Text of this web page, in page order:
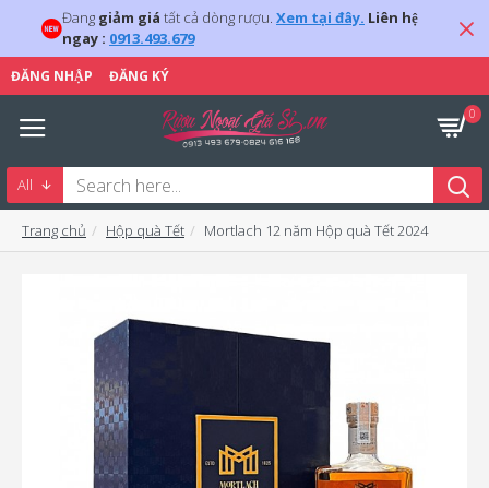
Đang giảm giá tất cả dòng rượu. Xem tại đây. Liên hệ
ngay : 0913.493.679
ĐĂNG NHẬP ĐĂNG KÝ
0
All
Trang chủ Hộp quà Tết Mortlach 12 năm Hộp quà Tết 2024